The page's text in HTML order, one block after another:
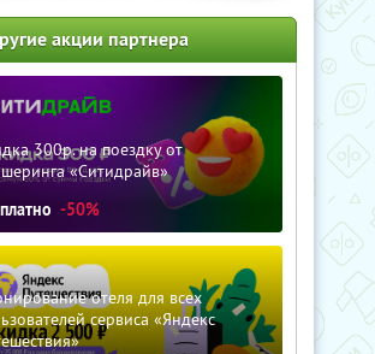
акции партнера
300р. на поездку от
«Ситидрайв»
-50%
отеля для всех
сервиса «Яндекс